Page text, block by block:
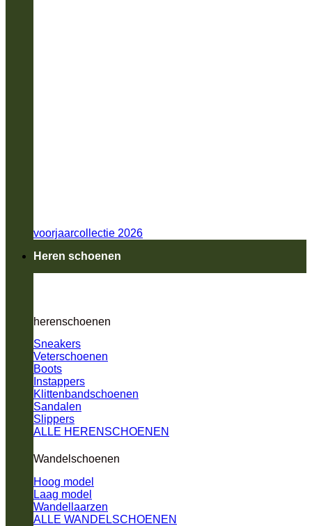
voorjaarcollectie 2026
Heren schoenen
herenschoenen
Sneakers
Veterschoenen
Boots
Instappers
Klittenbandschoenen
Sandalen
Slippers
ALLE HERENSCHOENEN
Wandelschoenen
Hoog model
Laag model
Wandellaarzen
ALLE WANDELSCHOENEN